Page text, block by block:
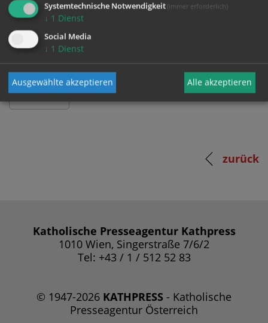
Passwort
zurück
Katholische Presseagentur Kathpress
1010 Wien, Singerstraße 7/6/2
Tel: +43 / 1 / 512 52 83
© 1947-2026 KATHPRESS - Katholische
Presseagentur Österreich
Systemtechnische Notwendigkeit (immer erforderlich)
↓ 1 Dienst
Social Media
↓ 1 Dienst
Ausgewählte akzeptieren Alle akzeptieren